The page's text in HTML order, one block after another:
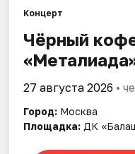
Города
Площадки
Рейтинги
Концерт
Чёрный
27 августа 2026 •
Город: Москва
Площадка: ДК